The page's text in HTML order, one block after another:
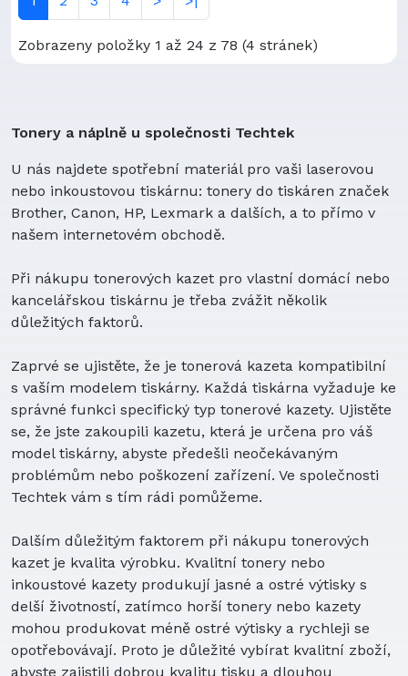
TSR-310-BTP
TST-600-BTP
TST-902-BTP
UT-BATTMX880
Zobrazeny položky 1 až 24 z 78 (4 stránek)
Tonery a náplně u společnosti Techtek
U nás najdete spotřební materiál pro vaši laserovou
nebo inkoustovou tiskárnu: tonery do tiskáren značek
Brother, Canon, HP, Lexmark a dalších, a to přímo v
našem internetovém obchodě.
Při nákupu tonerových kazet pro vlastní domácí nebo
kancelářskou tiskárnu je třeba zvážit několik
důležitých faktorů.
Zaprvé se ujistěte, že je tonerová kazeta kompatibilní
s vaším modelem tiskárny. Každá tiskárna vyžaduje ke
správné funkci specifický typ tonerové kazety. Ujistěte
se, že jste zakoupili kazetu, která je určena pro váš
model tiskárny, abyste předešli neočekávaným
problémům nebo poškození zařízení. Ve společnosti
Techtek vám s tím rádi pomůžeme.
Dalším důležitým faktorem při nákupu tonerových
kazet je kvalita výrobku. Kvalitní tonery nebo
inkoustové kazety produkují jasné a ostré výtisky s
delší životností, zatímco horší tonery nebo kazety
mohou produkovat méně ostré výtisky a rychleji se
opotřebovávají. Proto je důležité vybírat kvalitní zboží,
abyste zajistili dobrou kvalitu tisku a dlouhou